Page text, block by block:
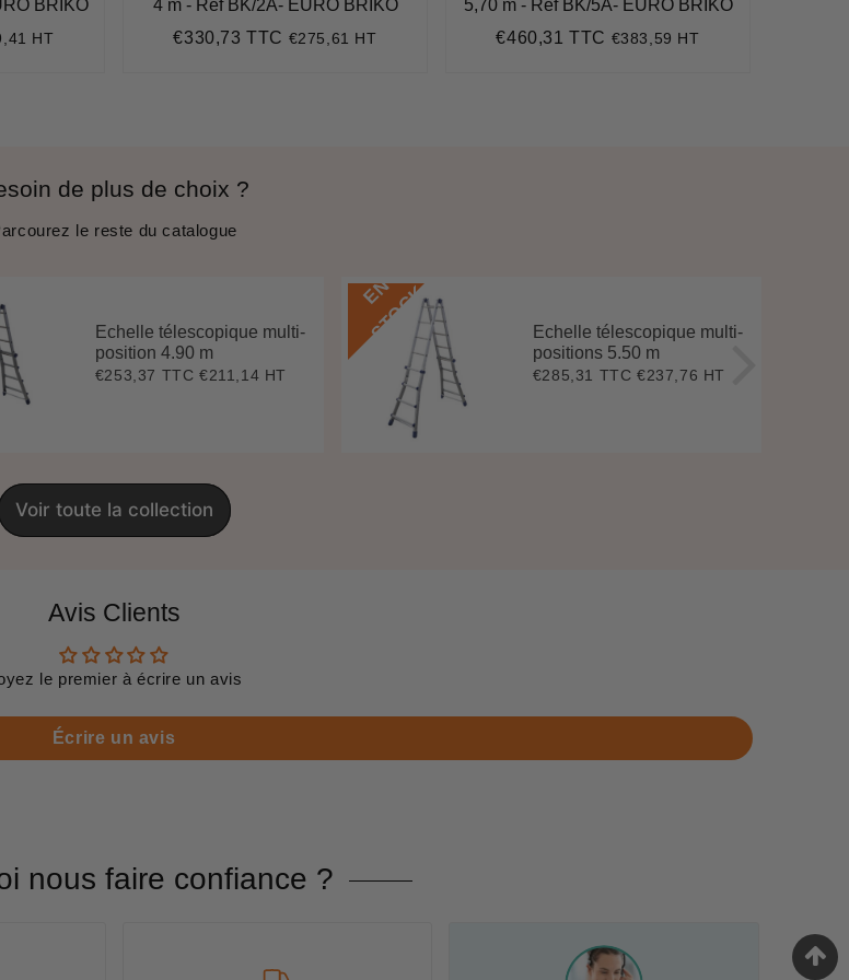
BRIKO
HT
4 m - Réf BK/2A- EURO BRIKO
Prix
€330,73 TTC €330,73
€275,61 HT
5,70 m - Réf BK/5A- EURO BRIKO
Prix
€460,31 TTC €460,31
€383,59 HT
de plus de choix ?
le reste du catalogue
Echelle télescopique multi-
position 4.90 m
Prix
€253,37 TTC €253,37
€211,14 HT
E
N
S
T
O
C
K
Echelle télescopique multi-
positions 5.50 m
Prix
€285,31 TTC €285,31
€237,76 HT
Voir toute la collection
Avis Clients
le premier à écrire un avis
Écrire un avis
nous faire confiance ?